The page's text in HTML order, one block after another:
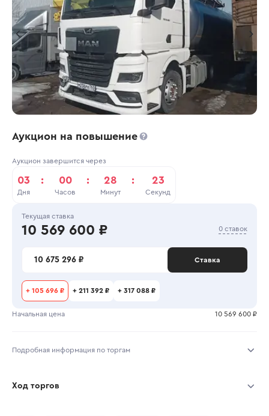
Аукцион на повышение
Аукцион завершится через
03
Дня
: 00
Часов
: 28
Минут
: 23
Секунд
Текущая ставка
10 569 600 ₽ 0 ставок
10 675 296 ₽ Ставка
+ 105 696 ₽ + 211 392 ₽ + 317 088 ₽
Начальная цена 10 569 600 ₽
Подробная информация по торгам
Ход торгов